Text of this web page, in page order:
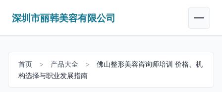
深圳市丽韩美容有限公司
首页 > 产品大全 >
佛山整形美容咨询师培训 价格、机
构选择与职业发展指南